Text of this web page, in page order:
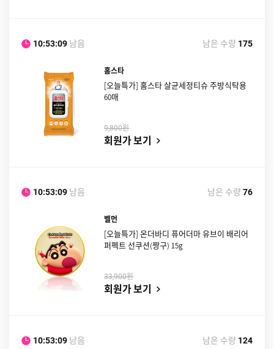
10:53:08 남음 남은 수량 175
홈스타
[오늘특가] 홈스타 살균세정티슈 주방식탁용
60매
9,800원
회원가 보기
10:53:08 남음 남은 수량 76
벨먼
[오늘특가] 온더바디 퓨어더마 유브이 배리어
퍼펙트 선쿠션(짱구) 15g
33,900원
회원가 보기
10:53:08 남음 남은 수량 124